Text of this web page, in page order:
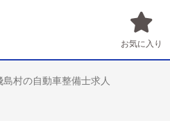
お気に入り
村の自動車整備士求人